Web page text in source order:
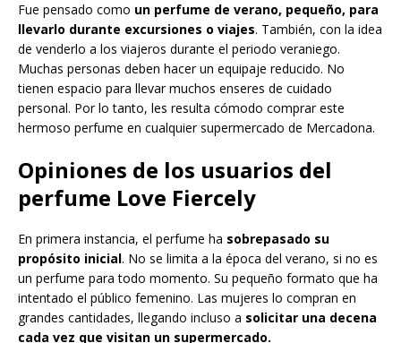
Fue pensado como un perfume de verano, pequeño, para
llevarlo durante excursiones o viajes. También, con la idea
de venderlo a los viajeros durante el periodo veraniego.
Muchas personas deben hacer un equipaje reducido. No
tienen espacio para llevar muchos enseres de cuidado
personal. Por lo tanto, les resulta cómodo comprar este
hermoso perfume en cualquier supermercado de Mercadona.
Opiniones de los usuarios del
perfume Love Fiercely
En primera instancia, el perfume ha sobrepasado su
propósito inicial. No se limita a la época del verano, si no es
un perfume para todo momento. Su pequeño formato que ha
intentado el público femenino. Las mujeres lo compran en
grandes cantidades, llegando incluso a solicitar una decena
cada vez que visitan un supermercado.